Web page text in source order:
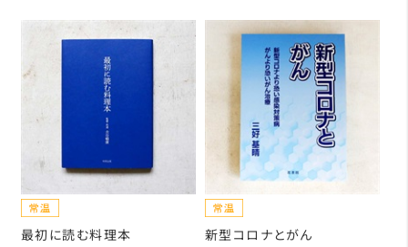
最初に読む料理本 新型コロナとがん